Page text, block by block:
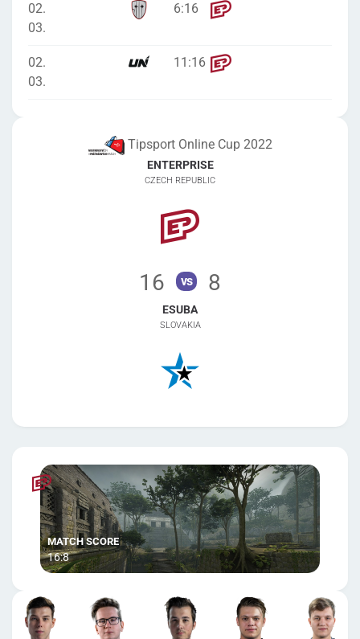
02.
03.
6:16
02.
03.
11 :16
Tipsport Online Cup 2022
ENTERPRISE
CZECH REPUBLIC
16 vs 8
ESUBA
SLOVAKIA
16:8